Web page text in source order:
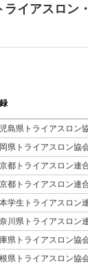
イアスロン
島県トライアスロン
県トライアスロン協
都トライアスロン連
都トライアスロン連
学生トライアスロン
川県トライアスロン
県トライアスロン協
県トライアスロン協